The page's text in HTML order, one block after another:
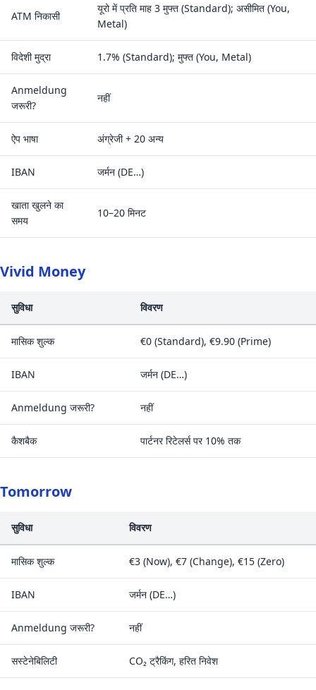
ATM निकासी
यूरो में प्रति माह 3 मुफ्त (Standard); असीमित (You,
Metal)
विदेशी मुद्रा 1.7% (Standard); मुफ्त (You, Metal)
Anmeldung
जरूरी?
नहीं
ऐप भाषा अंग्रेजी + 20 अन्य
IBAN जर्मन (DE…)
खाता खुलने का
समय
10–20 मिनट
Vivid Money
सुविधा विवरण
मासिक शुल्क €0 (Standard), €9.90 (Prime)
IBAN जर्मन (DE…)
Anmeldung जरूरी? नहीं
कैशबैक पार्टनर रिटेलर्स पर 10% तक
Tomorrow
सुविधा विवरण
मासिक शुल्क €3 (Now), €7 (Change), €15 (Zero)
IBAN जर्मन (DE…)
Anmeldung जरूरी? नहीं
सस्टेनेबिलिटी CO₂ ट्रैकिंग, हरित निवेश